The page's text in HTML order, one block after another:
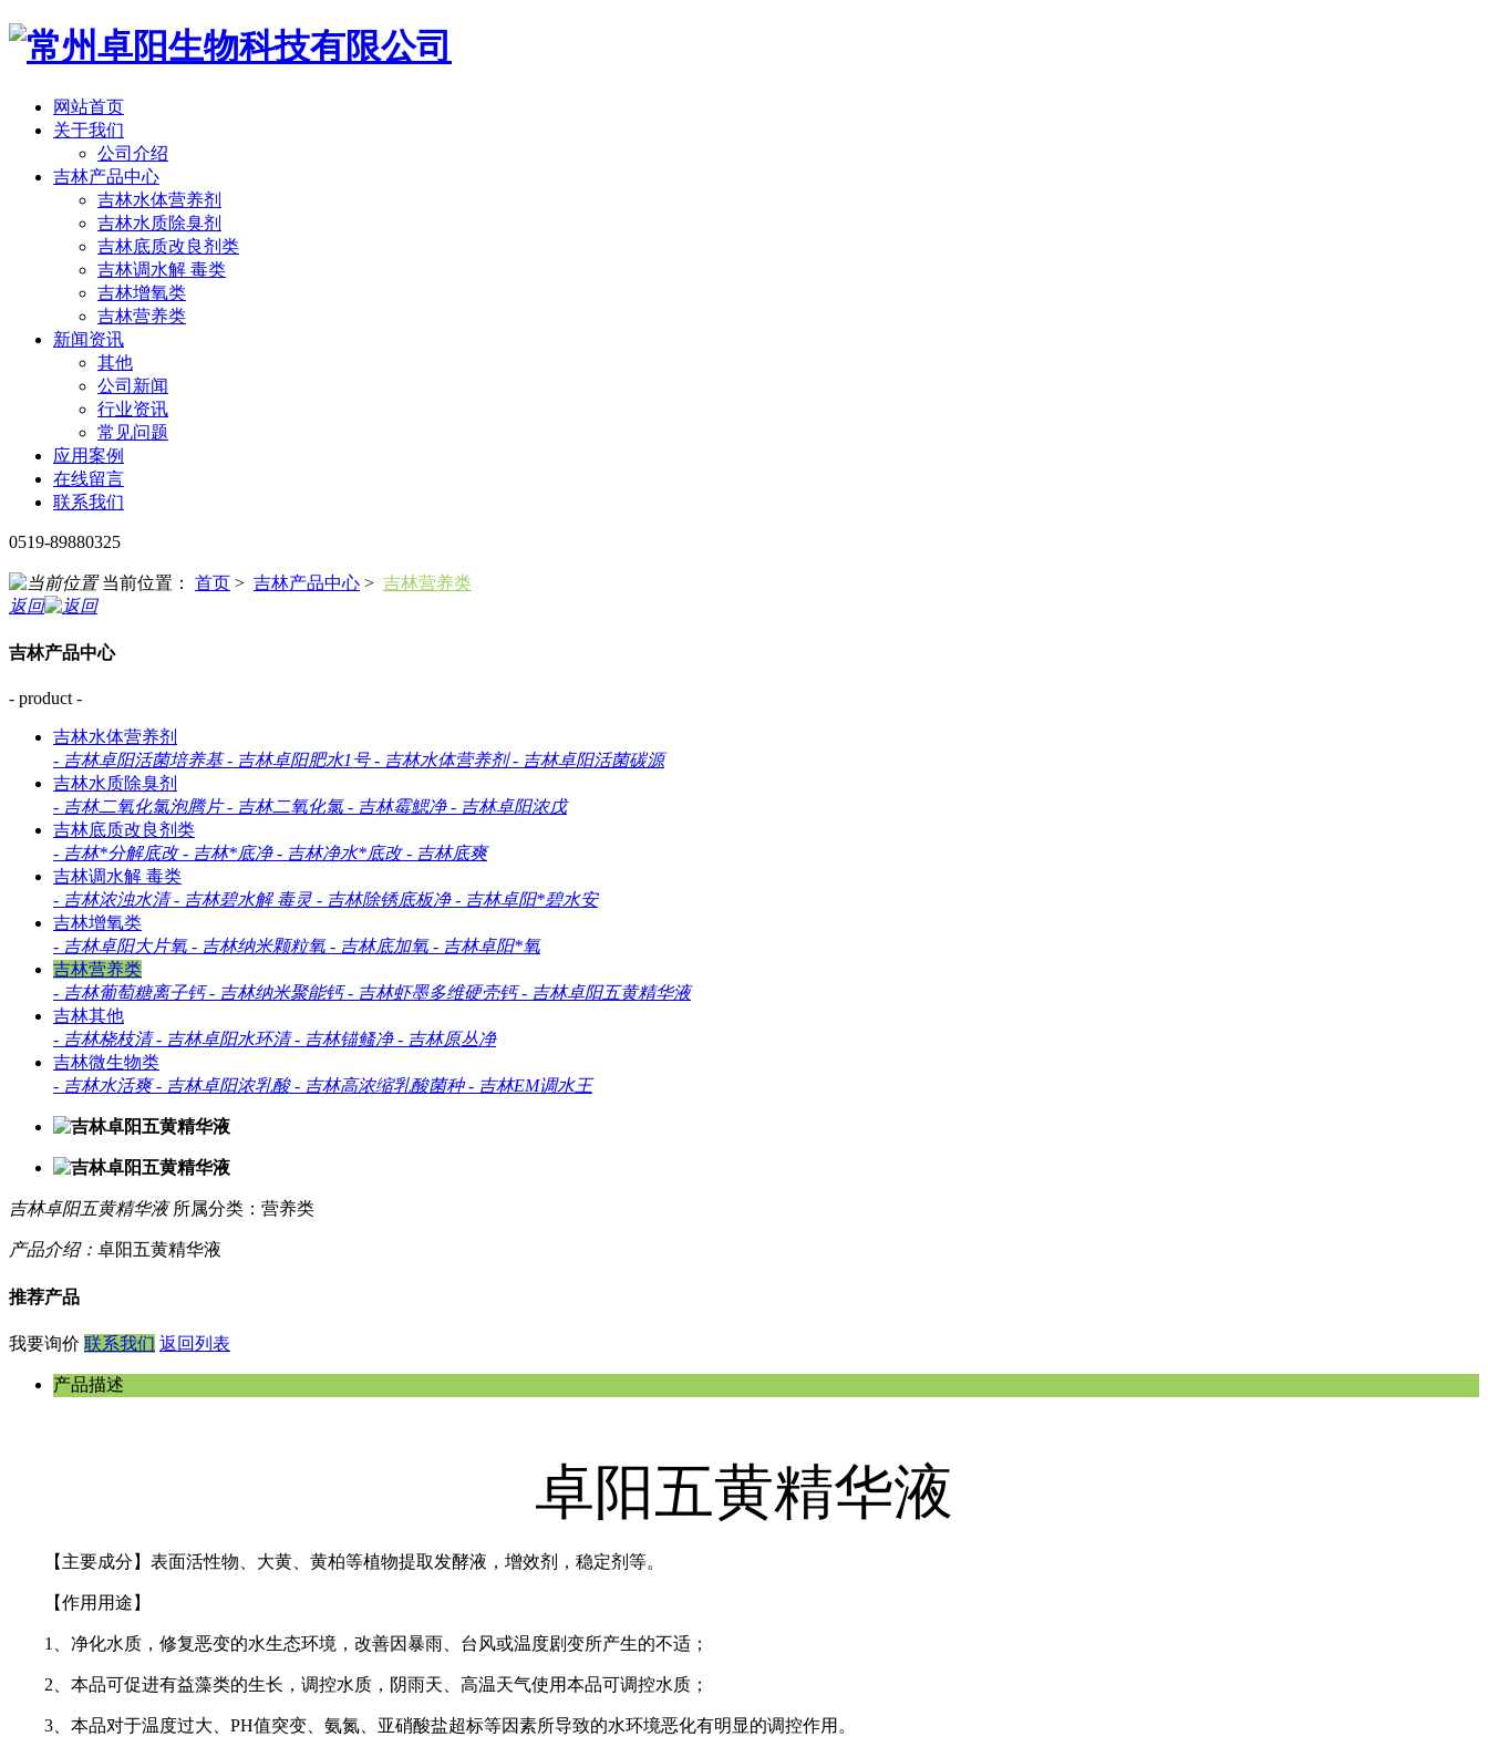
网站首页
关于我们
公司介绍
吉林产品中心
吉林水体营养剂
吉林水质除臭剂
吉林底质改良剂类
吉林调水解 毒类
吉林增氧类
吉林营养类
新闻资讯
其他
公司新闻
行业资讯
常见问题
应用案例
在线留言
联系我们
0519-89880325
当前位置： 首页 > 吉林产品中心 > 吉林营养类
返回
吉林产品中心
- product -
吉林水体营养剂
- 吉林卓阳活菌培养基 - 吉林卓阳肥水1号 - 吉林水体营养剂 - 吉林卓阳活菌碳源
吉林水质除臭剂
- 吉林二氧化氯泡腾片 - 吉林二氧化氯 - 吉林霉鰓净 - 吉林卓阳浓戊
吉林底质改良剂类
- 吉林*分解底改 - 吉林*底净 - 吉林净水*底改 - 吉林底爽
吉林调水解 毒类
- 吉林浓浊水清 - 吉林碧水解 毒灵 - 吉林除锈底板净 - 吉林卓阳*碧水安
吉林增氧类
- 吉林卓阳大片氧 - 吉林纳米颗粒氧 - 吉林底加氧 - 吉林卓阳*氧
吉林营养类
- 吉林葡萄糖离子钙 - 吉林纳米聚能钙 - 吉林虾墨多维硬壳钙 - 吉林卓阳五黄精华液
吉林其他
- 吉林桡枝清 - 吉林卓阳水环清 - 吉林锚鳋净 - 吉林原丛净
吉林微生物类
- 吉林水活爽 - 吉林卓阳浓乳酸 - 吉林高浓缩乳酸菌种 - 吉林EM调水王
吉林卓阳五黄精华液所属分类：营养类
产品介绍： 卓阳五黄精华液
推荐产品
我要询价 联系我们 返回列表
产品描述
卓阳五黄精华液
【主要成分】表面活性物、大黄、黄柏等植物提取发酵液，增效剂，稳定剂等。
【作用用途】
1、净化水质，修复恶变的水生态环境，改善因暴雨、台风或温度剧变所产生的不适；
2、本品可促进有益藻类的生长，调控水质，阴雨天、高温天气使用本品可调控水质；
3、本品对于温度过大、PH值突变、氨氮、亚硝酸盐超标等因素所导致的水环境恶化有明显的调控作用。